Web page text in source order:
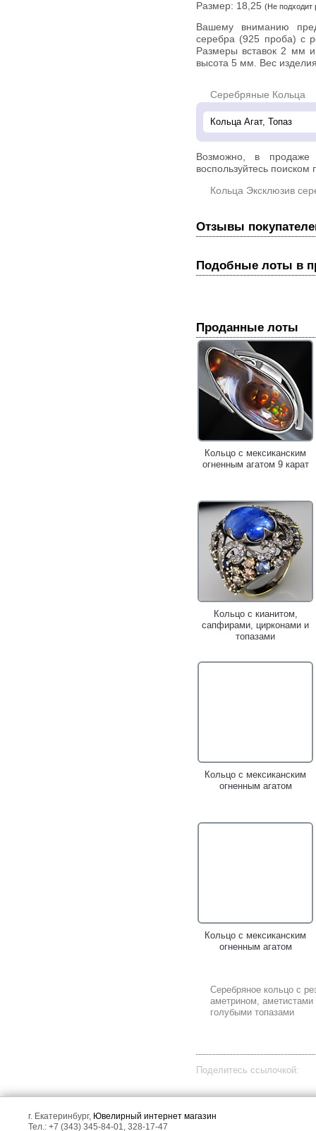
Размер: 18,25 (Не подходит
Вашему вниманию предлагается кольцо из стерлингового
серебра (925 проба) c
Размеры вставок 2
высота 5 мм. Вес
Серебряные Кольца
Возможно, в
воспользуйтесь поиском
Кольца Эксклюзив
Отзывы
Подобные лоты в
Проданные лоты
Кольцо c мексиканским
огненным агатом 9 карат
Кольцо с кианитом,
сапфирами, цирконами и
топазами
Кольцо с мексиканским
огненным агатом
Кольцо с мексиканским
огненным агатом
Серебряное кольцо с
аметрином, аметистами
голубыми топазами
Поделитесь ссылочкой:
г. Екатеринбург, Ювелирный интернет магазин
Тел.: +7 (343) 345-84-01, 328-17-47